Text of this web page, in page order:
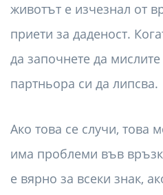
животът е изчезнал от
приети за даденост.
да започнете да мислите
партньора си да липсва.
Ако това се случи, това
има проблеми във
е вярно за всеки знак,